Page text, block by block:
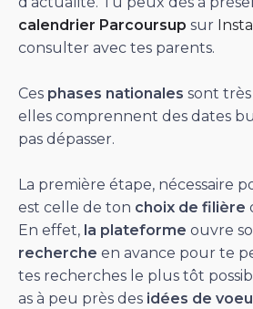
calendrier Parcoursup sur
consulter avec tes parents.
Ces phases nationales sont
elles comprennent des dates
pas dépasser.
La première étape, nécessaire
est celle de ton choix de filière
En effet, la plateforme ouvre
recherche en avance pour te
tes recherches le plus tôt
as à peu près des idées de